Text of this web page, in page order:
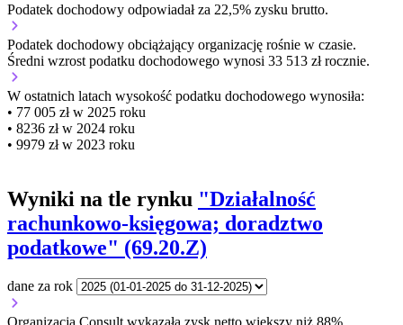
Podatek dochodowy odpowiadał za 22,5% zysku brutto.
Podatek dochodowy obciążający organizację rośnie w czasie.
Średni wzrost podatku dochodowego wynosi 33 513 zł rocznie.
W ostatnich latach wysokość podatku dochodowego wynosiła:
• 77 005 zł w 2025 roku
• 8236 zł w 2024 roku
• 9979 zł w 2023 roku
Wyniki na tle rynku "Działalność
rachunkowo-księgowa; doradztwo
podatkowe" (69.20.Z)
dane za rok
Organizacja Consult wykazała zysk netto większy niż 88%